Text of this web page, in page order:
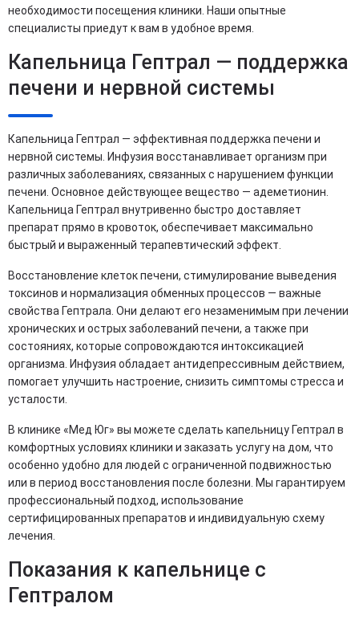
необходимости посещения клиники. Наши опытные
специалисты приедут к вам в удобное время.
Капельница Гептрал — поддержка
печени и нервной системы
Капельница Гептрал — эффективная поддержка печени и
нервной системы. Инфузия восстанавливает организм при
различных заболеваниях, связанных с нарушением функции
печени. Основное действующее вещество — адеметионин.
Капельница Гептрал внутривенно быстро доставляет
препарат прямо в кровоток, обеспечивает максимально
быстрый и выраженный терапевтический эффект.
Восстановление клеток печени, стимулирование выведения
токсинов и нормализация обменных процессов — важные
свойства Гептрала. Они делают его незаменимым при лечении
хронических и острых заболеваний печени, а также при
состояниях, которые сопровождаются интоксикацией
организма. Инфузия обладает антидепрессивным действием,
помогает улучшить настроение, снизить симптомы стресса и
усталости.
В клинике «Мед Юг» вы можете сделать капельницу Гептрал в
комфортных условиях клиники и заказать услугу на дом, что
особенно удобно для людей с ограниченной подвижностью
или в период восстановления после болезни. Мы гарантируем
профессиональный подход, использование
сертифицированных препаратов и индивидуальную схему
лечения.
Показания к капельнице с
Гептралом